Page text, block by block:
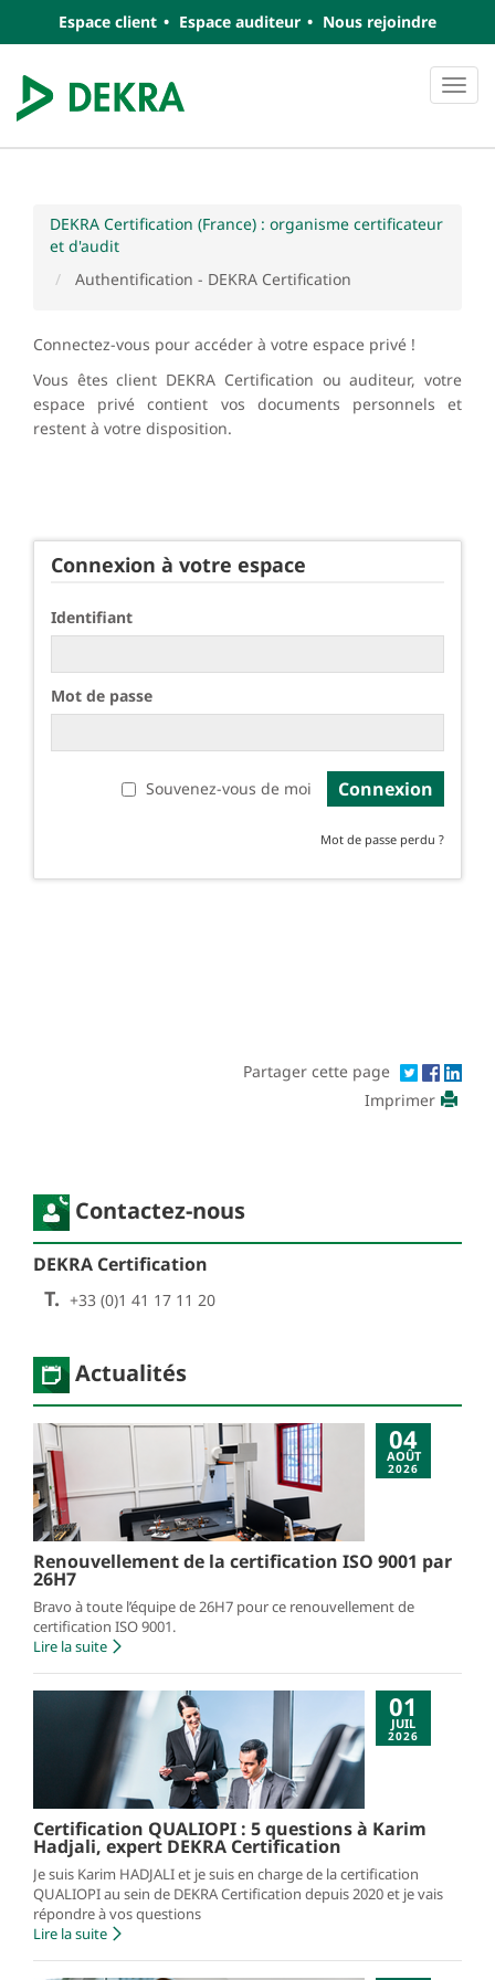
Espace client Espace auditeur Nous rejoindre
DEKRA Certification (France) : organisme certificateur
et d'audit
Authentification - DEKRA Certification
Connectez-vous pour accéder à votre espace privé !
Vous êtes client DEKRA Certification ou auditeur, votre
espace privé contient vos documents personnels et
restent à votre disposition.
Connexion à votre espace
Identifiant
Mot de passe
Souvenez-vous de moi Connexion
Mot de passe perdu ?
Partager cette page
Imprimer
Contactez-nous
DEKRA Certification
T. +33 (0)1 41 17 11 20
Actualités
04
AOÛT
2026
Renouvellement de la certification ISO 9001 par
26H7
Bravo à toute l’équipe de 26H7 pour ce renouvellement de
certification ISO 9001.
Lire la suite
01
JUIL
2026
Certification QUALIOPI : 5 questions à Karim
Hadjali, expert DEKRA Certification
Je suis Karim HADJALI et je suis en charge de la certification
QUALIOPI au sein de DEKRA Certification depuis 2020 et je vais
répondre à vos questions
Lire la suite